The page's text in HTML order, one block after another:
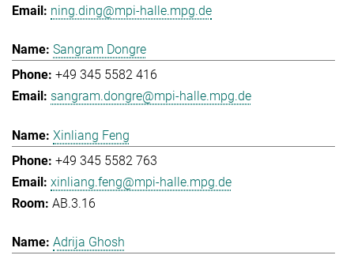
ning.ding@mpi-halle.mpg.de
Sangram Dongre
+49 345 5582 416
sangram.dongre@mpi-halle.mpg.de
Xinliang Feng
+49 345 5582 763
xinliang.feng@mpi-halle.mpg.de
AB.3.16
Adrija Ghosh